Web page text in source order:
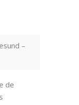
–
de